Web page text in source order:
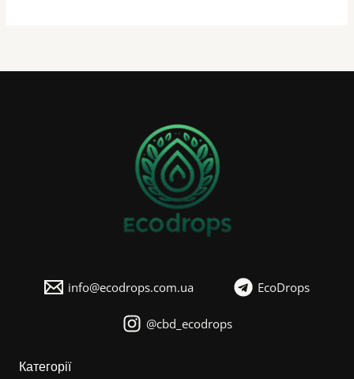
info@ecodrops.com.ua EcoDrops
@cbd_ecodrops
Категорії